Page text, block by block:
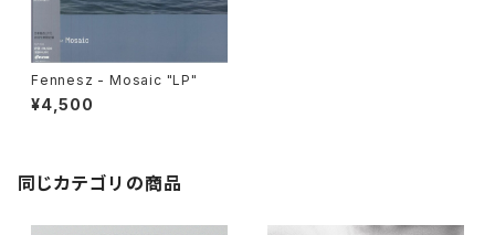
Fennesz - Mosaic "LP"
¥4,500
同じカテゴリの商品